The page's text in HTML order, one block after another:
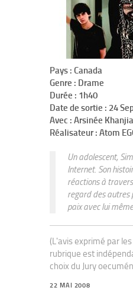
Pays : Canada
Genre : Drame
Durée : 1h40
Date de sortie : 24
Avec : Arsinée
Réalisateur : Atom
Un adolescent,
Internet. Son
réactions à
regard des autres
paix avec lui
(L'avis exprimé par
rubrique est
choix du Jury
22 MAI 2008